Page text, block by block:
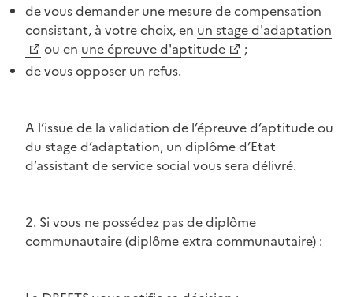
de vous demander une mesure de compensation
consistant, à votre choix, en un stage d'adaptation
ou en une épreuve d'aptitude
;
de vous opposer un refus.
A l’issue de la validation de l’épreuve d’aptitude ou
du stage d’adaptation, un diplôme d’Etat
d’assistant de service social vous sera délivré.
2. Si vous ne possédez pas de diplôme
communautaire (diplôme extra communautaire) :